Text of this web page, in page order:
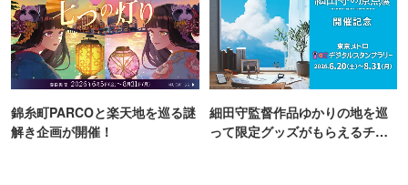
錦糸町PARCOと楽天地を巡る謎
解き企画が開催！
細田守監督作品ゆかりの地を巡
って限定グッズがもらえるチャ